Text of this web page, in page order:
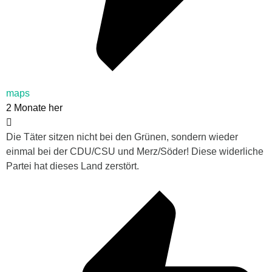
maps
2 Monate her
Die Täter sitzen nicht bei den Grünen, sondern wieder
einmal bei der CDU/CSU und Merz/Söder! Diese widerliche
Partei hat dieses Land zerstört.